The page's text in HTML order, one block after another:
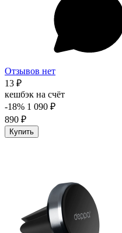
Отзывов нет
13 ₽
кешбэк на счёт
-18% 1 090 ₽
890 ₽
Купить